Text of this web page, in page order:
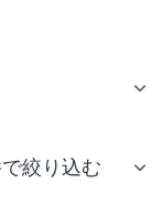
絞り込む